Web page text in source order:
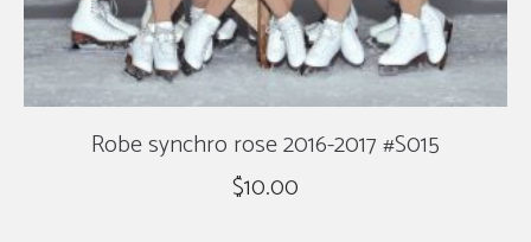
Robe synchro rose 2016-2017 #S015
$10.00